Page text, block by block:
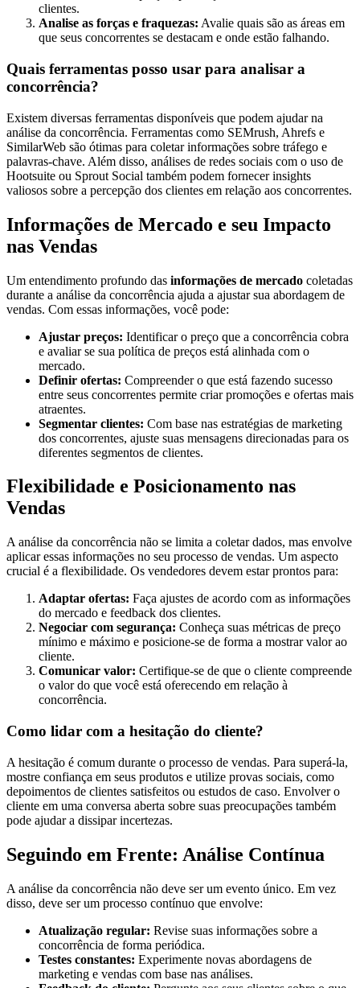
clientes.
Analise as forças e fraquezas: Avalie quais são as áreas em
que seus concorrentes se destacam e onde estão falhando.
Quais ferramentas posso usar para analisar a
concorrência?
Existem diversas ferramentas disponíveis que podem ajudar na
análise da concorrência. Ferramentas como SEMrush, Ahrefs e
SimilarWeb são ótimas para coletar informações sobre tráfego e
palavras-chave. Além disso, análises de redes sociais com o uso de
Hootsuite ou Sprout Social também podem fornecer insights
valiosos sobre a percepção dos clientes em relação aos concorrentes.
Informações de Mercado e seu Impacto
nas Vendas
Um entendimento profundo das informações de mercado coletadas
durante a análise da concorrência ajuda a ajustar sua abordagem de
vendas. Com essas informações, você pode:
Ajustar preços: Identificar o preço que a concorrência cobra
e avaliar se sua política de preços está alinhada com o
mercado.
Definir ofertas: Compreender o que está fazendo sucesso
entre seus concorrentes permite criar promoções e ofertas mais
atraentes.
Segmentar clientes: Com base nas estratégias de marketing
dos concorrentes, ajuste suas mensagens direcionadas para os
diferentes segmentos de clientes.
Flexibilidade e Posicionamento nas
Vendas
A análise da concorrência não se limita a coletar dados, mas envolve
aplicar essas informações no seu processo de vendas. Um aspecto
crucial é a flexibilidade. Os vendedores devem estar prontos para:
Adaptar ofertas: Faça ajustes de acordo com as informações
do mercado e feedback dos clientes.
Negociar com segurança: Conheça suas métricas de preço
mínimo e máximo e posicione-se de forma a mostrar valor ao
cliente.
Comunicar valor: Certifique-se de que o cliente compreende
o valor do que você está oferecendo em relação à
concorrência.
Como lidar com a hesitação do cliente?
A hesitação é comum durante o processo de vendas. Para superá-la,
mostre confiança em seus produtos e utilize provas sociais, como
depoimentos de clientes satisfeitos ou estudos de caso. Envolver o
cliente em uma conversa aberta sobre suas preocupações também
pode ajudar a dissipar incertezas.
Seguindo em Frente: Análise Contínua
A análise da concorrência não deve ser um evento único. Em vez
disso, deve ser um processo contínuo que envolve:
Atualização regular: Revise suas informações sobre a
concorrência de forma periódica.
Testes constantes: Experimente novas abordagens de
marketing e vendas com base nas análises.